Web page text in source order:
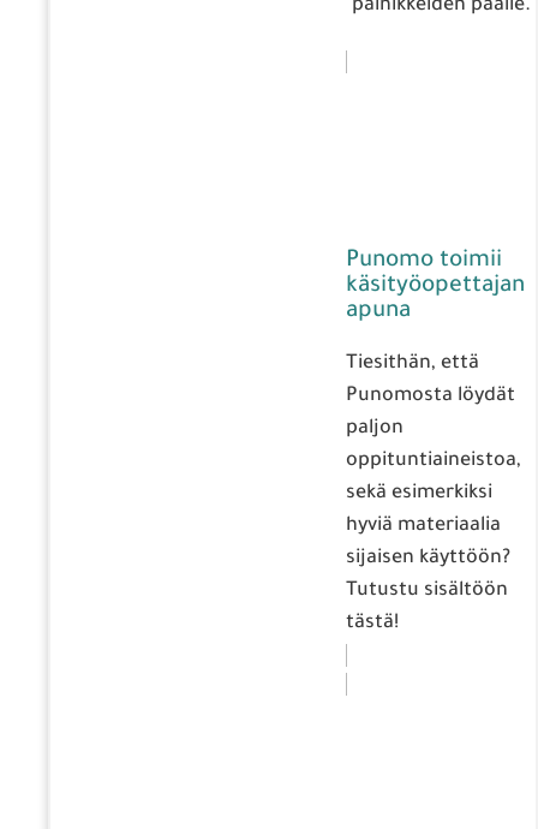
painikkeiden päälle.
Punomo toimii
käsityöopettajan
apuna
Tiesithän, että
Punomosta löydät
paljon
oppituntiaineistoa,
sekä esimerkiksi
hyviä materiaalia
sijaisen käyttöön?
Tutustu sisältöön
tästä!